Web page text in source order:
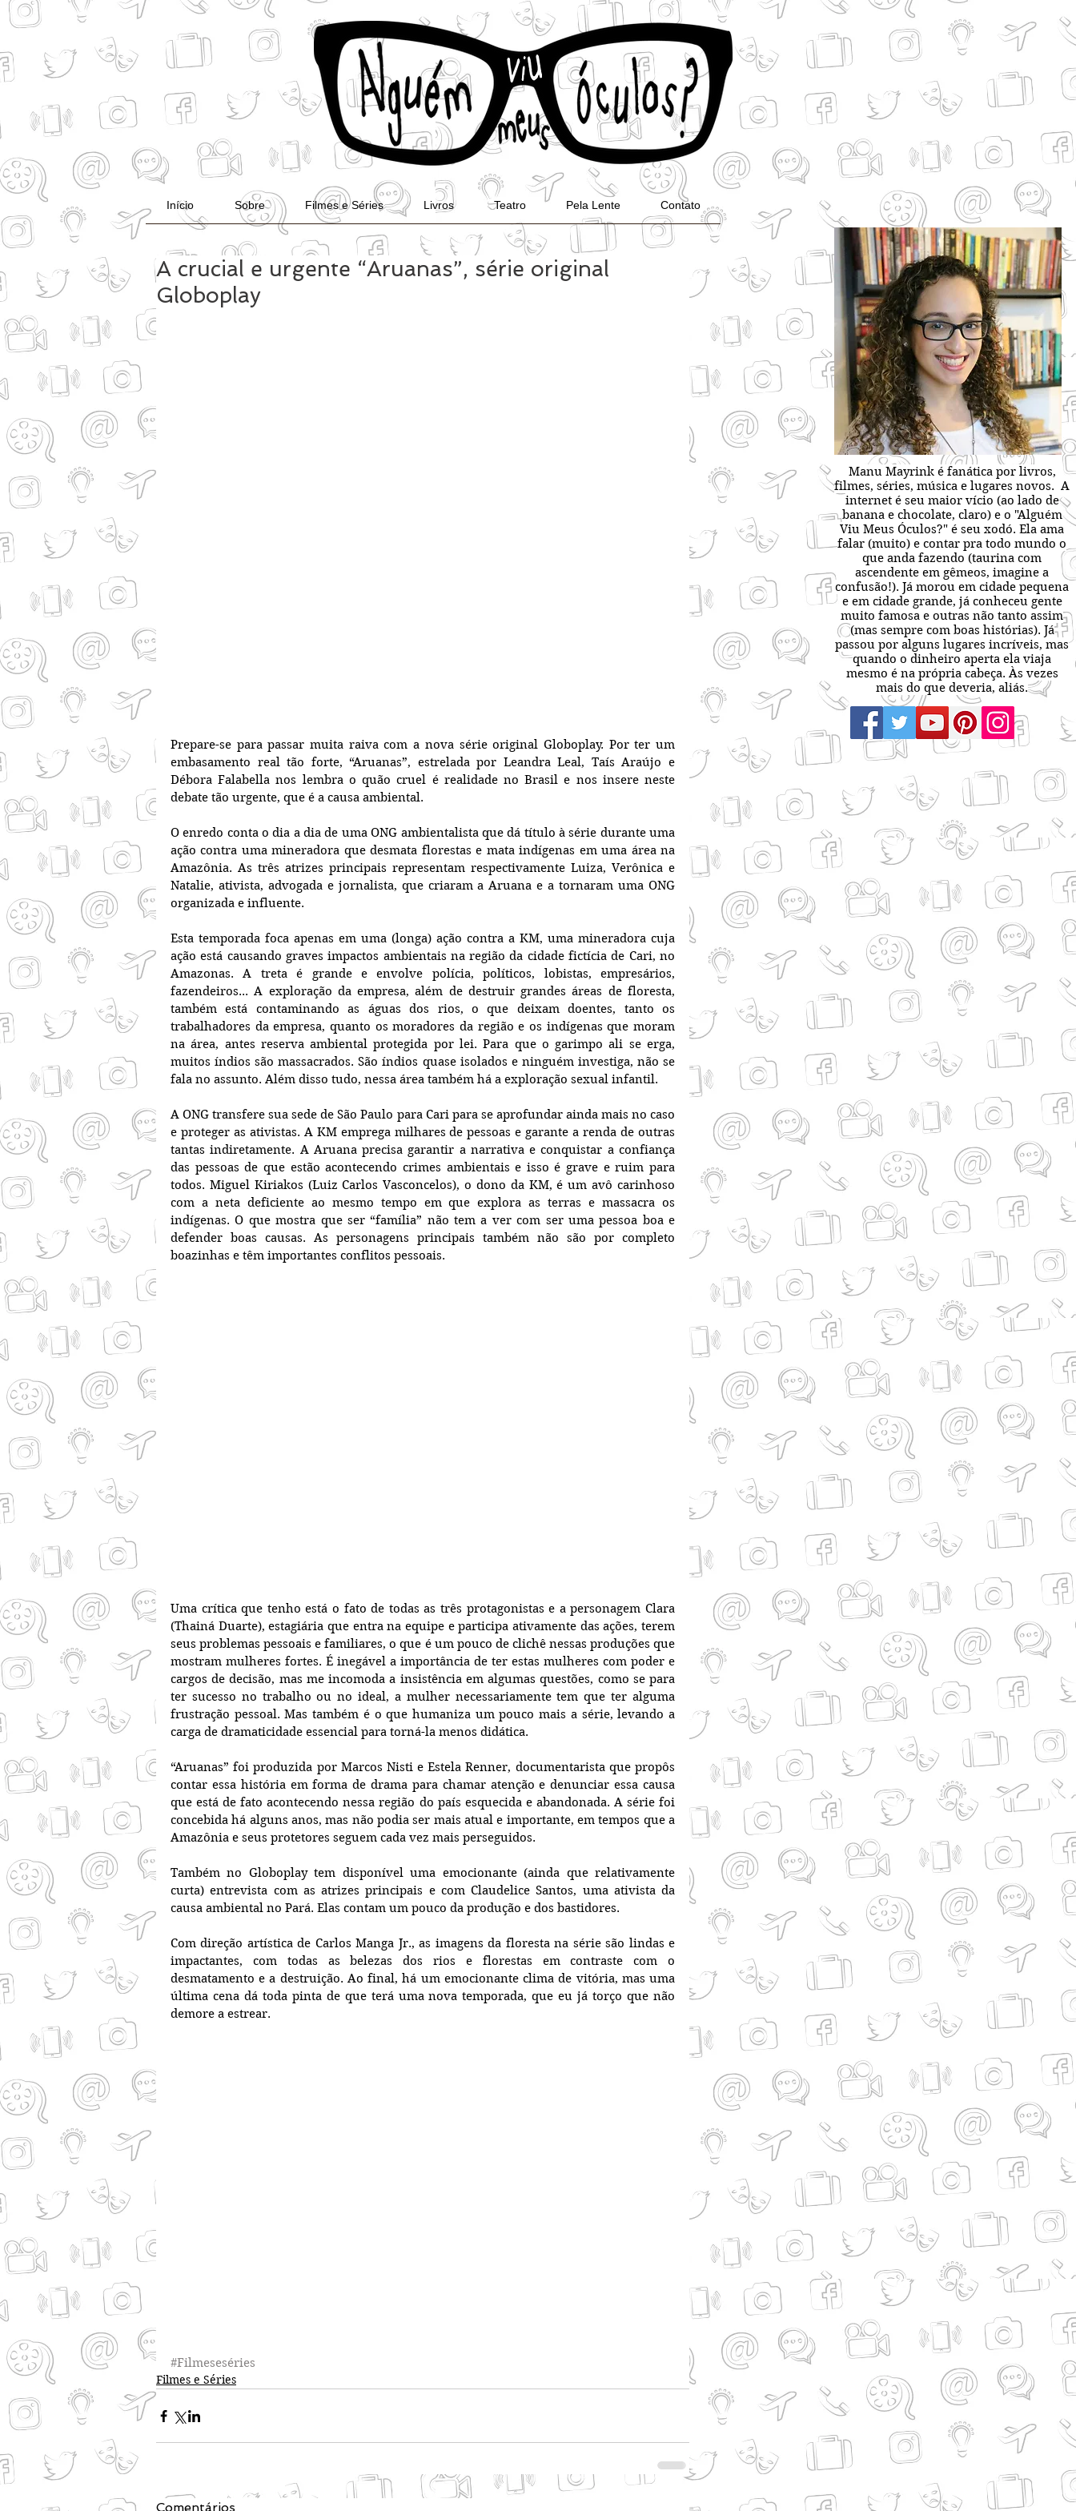
A crucial e urgente “Aruanas”, série original
Globoplay
Prepare-se para passar muita raiva com a nova série original Globoplay. Por ter um
embasamento real tão forte, “Aruanas”, estrelada por Leandra Leal, Taís Araújo e
Débora Falabella nos lembra o quão cruel é realidade no Brasil e nos insere neste
debate tão urgente, que é a causa ambiental.
O enredo conta o dia a dia de uma ONG ambientalista que dá título à série durante uma
ação contra uma mineradora que desmata florestas e mata indígenas em uma área na
Amazônia. As três atrizes principais representam respectivamente Luiza, Verônica e
Natalie, ativista, advogada e jornalista, que criaram a Aruana e a tornaram uma ONG
organizada e influente.
Esta temporada foca apenas em uma (longa) ação contra a KM, uma mineradora cuja
ação está causando graves impactos ambientais na região da cidade fictícia de Cari, no
Amazonas. A treta é grande e envolve polícia, políticos, lobistas, empresários,
fazendeiros... A exploração da empresa, além de destruir grandes áreas de floresta,
também está contaminando as águas dos rios, o que deixam doentes, tanto os
trabalhadores da empresa, quanto os moradores da região e os indígenas que moram
na área, antes reserva ambiental protegida por lei. Para que o garimpo ali se erga,
muitos índios são massacrados. São índios quase isolados e ninguém investiga, não se
fala no assunto. Além disso tudo, nessa área também há a exploração sexual infantil.
A ONG transfere sua sede de São Paulo para Cari para se aprofundar ainda mais no caso
e proteger as ativistas. A KM emprega milhares de pessoas e garante a renda de outras
tantas indiretamente. A Aruana precisa garantir a narrativa e conquistar a confiança
das pessoas de que estão acontecendo crimes ambientais e isso é grave e ruim para
todos. Miguel Kiriakos (Luiz Carlos Vasconcelos), o dono da KM, é um avô carinhoso
com a neta deficiente ao mesmo tempo em que explora as terras e massacra os
indígenas. O que mostra que ser “família” não tem a ver com ser uma pessoa boa e
defender boas causas. As personagens principais também não são por completo
boazinhas e têm importantes conflitos pessoais.
Uma crítica que tenho está o fato de todas as três protagonistas e a personagem Clara
(Thainá Duarte), estagiária que entra na equipe e participa ativamente das ações, terem
seus problemas pessoais e familiares, o que é um pouco de clichê nessas produções que
mostram mulheres fortes. É inegável a importância de ter estas mulheres com poder e
cargos de decisão, mas me incomoda a insistência em algumas questões, como se para
ter sucesso no trabalho ou no ideal, a mulher necessariamente tem que ter alguma
frustração pessoal. Mas também é o que humaniza um pouco mais a série, levando a
carga de dramaticidade essencial para torná-la menos didática.
“Aruanas” foi produzida por Marcos Nisti e Estela Renner, documentarista que propôs
contar essa história em forma de drama para chamar atenção e denunciar essa causa
que está de fato acontecendo nessa região do país esquecida e abandonada. A série foi
concebida há alguns anos, mas não podia ser mais atual e importante, em tempos que a
Amazônia e seus protetores seguem cada vez mais perseguidos.
Também no Globoplay tem disponível uma emocionante (ainda que relativamente
curta) entrevista com as atrizes principais e com Claudelice Santos, uma ativista da
causa ambiental no Pará. Elas contam um pouco da produção e dos bastidores.
Com direção artística de Carlos Manga Jr., as imagens da floresta na série são lindas e
impactantes, com todas as belezas dos rios e florestas em contraste com o
desmatamento e a destruição. Ao final, há um emocionante clima de vitória, mas uma
última cena dá toda pinta de que terá uma nova temporada, que eu já torço que não
demore a estrear.
#Filmeseséries
Filmes e Séries
Comentários
Início Sobre Filmes e Séries Livros Teatro Pela Lente Contato
Manu Mayrink é fanática por livros,
filmes, séries, música e lugares novos. A
internet é seu maior vício (ao lado de
banana e chocolate, claro) e o "Alguém
Viu Meus Óculos?" é seu xodó. Ela ama
falar (muito) e contar pra todo mundo o
que anda fazendo (taurina com
ascendente em gêmeos, imagine a
confusão!). Já morou em cidade pequena
e em cidade grande, já conheceu gente
muito famosa e outras não tanto assim
(mas sempre com boas histórias). Já
passou por alguns lugares incríveis, mas
quando o dinheiro aperta ela viaja
mesmo é na própria cabeça. Às vezes
mais do que deveria, aliás.